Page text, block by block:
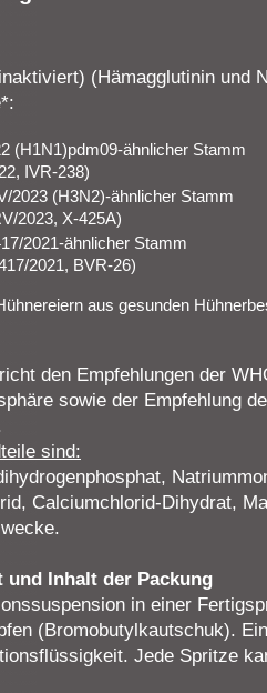
(Hämagglutinin und
(H1N1)pdm09-ähnlicher Stamm
IVR-238)
2023 (H3N2)-ähnlicher Stamm
2023, X-425A)
2021-ähnlicher Stamm
2021, BVR-26)
aus gesunden
den Empfehlungen der
sowie der Empfehlung
sind:
Calciumchlorid-Dihydrat,
und Inhalt der Packung
in einer
(Bromobutylkautschuk).
Jede Spritze